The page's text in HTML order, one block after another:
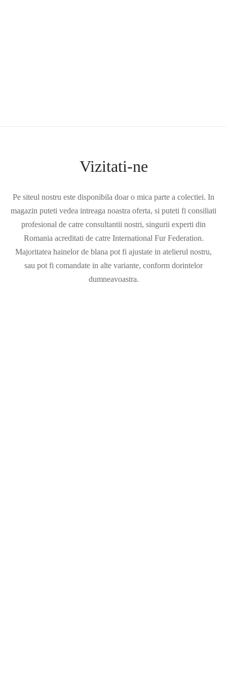
Vizitati-ne
Pe siteul nostru este disponibila doar o mica parte a colectiei. In
magazin puteti vedea intreaga noastra oferta, si puteti fi consiliati
profesional de catre consultantii nostri, singurii experti din
Romania acreditati de catre International Fur Federation.
Majoritatea hainelor de blana pot fi ajustate in atelierul nostru,
sau pot fi comandate in alte variante, conform dorintelor
dumneavoastra.